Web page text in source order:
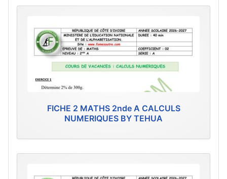
FICHE 2 MATHS 2nde A CALCULS
NUMERIQUES BY TEHUA